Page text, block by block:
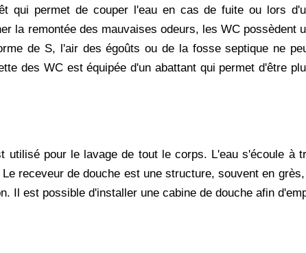
qui permet de couper l'eau en cas de fuite ou lors
la remontée des mauvaises odeurs, les WC possèdent
de S, l'air des égoûts ou de la fosse septique ne
des WC est équipée d'un abattant qui permet d'être
utilisé pour le lavage de tout le corps. L'eau s'écoule à
receveur de douche est une structure, souvent en
Il est possible d'installer une cabine de douche afin